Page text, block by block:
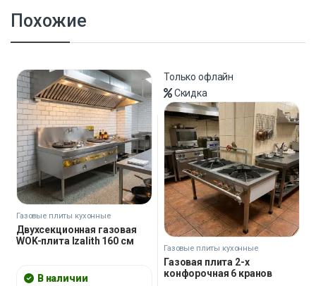
Похожие
Газовые плиты кухонные
Двухсекционная газовая
WOK-плита Izalith 160 см
В наличии
Только офлайн
Скидка
Газовые плиты кухонные
Газовая плита 2-х
конфорочная 6 кранов